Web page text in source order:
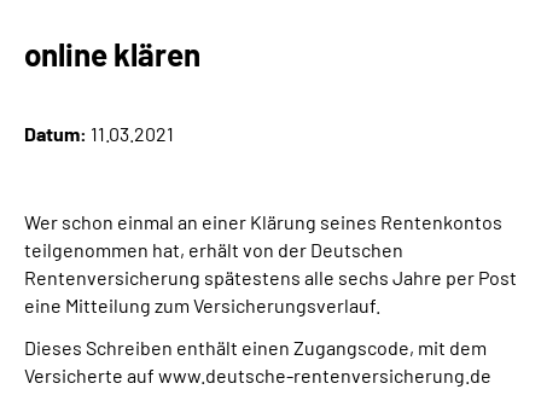
Online-Services
Suche
Language
online klären
Datum: 11.03.2021
Wer schon einmal an einer Klärung seines Rentenkontos
teilgenommen hat, erhält von der Deutschen
Rentenversicherung spätestens alle sechs Jahre per Post
eine Mitteilung zum Versicherungsverlauf.
Dieses Schreiben enthält einen Zugangscode, mit dem
Versicherte auf www.deutsche-rentenversicherung.de